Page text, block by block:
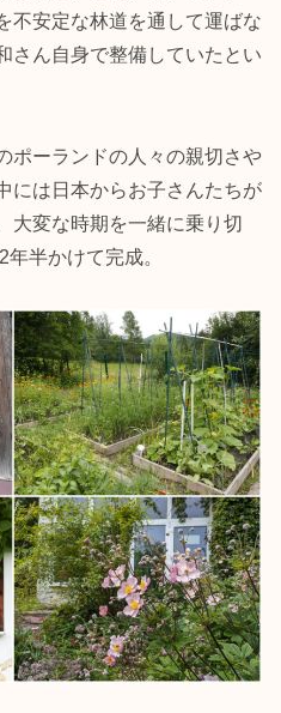
不安定な林道を通して運ばな
さん自身で整備していたとい
ポーランドの人々の親切さや
には日本からお子さんたちが
大変な時期を一緒に乗り切
半かけて完成。